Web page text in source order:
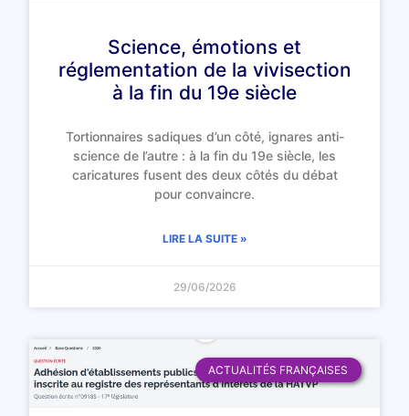
Science, émotions et
réglementation de la vivisection
à la fin du 19e siècle
Tortionnaires sadiques d’un côté, ignares anti-
science de l’autre : à la fin du 19e siècle, les
caricatures fusent des deux côtés du débat
pour convaincre.
LIRE LA SUITE »
29/06/2026
ACTUALITÉS FRANÇAISES